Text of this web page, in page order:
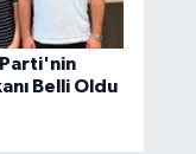
Belli Oldu